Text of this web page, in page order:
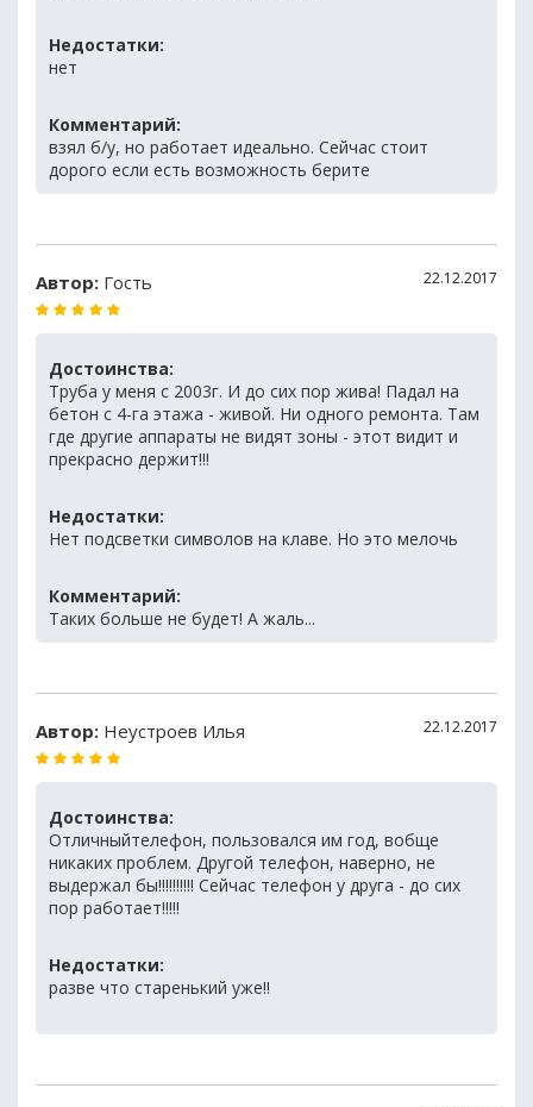
Недостатки:
нет
Комментарий:
взял б/у, но работает идеально. Сейчас стоит
дорого если есть возможность берите
Автор: Гость 22.12.2017
Достоинства:
Труба у меня с 2003г. И до сих пор жива! Падал на
бетон с 4-га этажа - живой. Ни одного ремонта. Там
где другие аппараты не видят зоны - этот видит и
прекрасно держит!!!
Недостатки:
Нет подсветки символов на клаве. Но это мелочь
Комментарий:
Таких больше не будет! А жаль...
Автор: Неустроев Илья 22.12.2017
Достоинства:
Отличныйтелефон, пользовался им год, вобще
никаких проблем. Другой телефон, наверно, не
выдержал бы!!!!!!!!!! Сейчас телефон у друга - до сих
пор работает!!!!!
Недостатки:
разве что старенький уже!!